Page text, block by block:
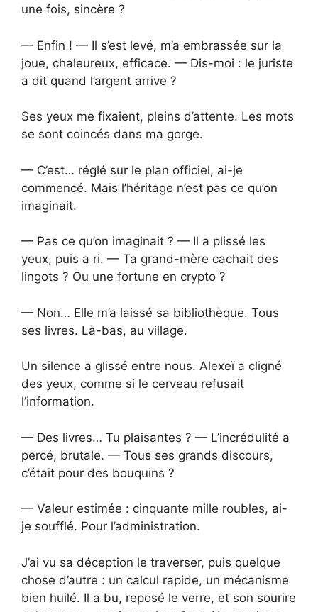
une fois, sincère ?
— Enfin ! — Il s’est levé, m’a embrassée sur la
joue, chaleureux, efficace. — Dis-moi : le juriste
a dit quand l’argent arrive ?
Ses yeux me fixaient, pleins d’attente. Les mots
se sont coincés dans ma gorge.
— C’est… réglé sur le plan officiel, ai-je
commencé. Mais l’héritage n’est pas ce qu’on
imaginait.
— Pas ce qu’on imaginait ? — Il a plissé les
yeux, puis a ri. — Ta grand-mère cachait des
lingots ? Ou une fortune en crypto ?
— Non… Elle m’a laissé sa bibliothèque. Tous
ses livres. Là-bas, au village.
Un silence a glissé entre nous. Alexeï a cligné
des yeux, comme si le cerveau refusait
l’information.
— Des livres… Tu plaisantes ? — L’incrédulité a
percé, brutale. — Tous ses grands discours,
c’était pour des bouquins ?
— Valeur estimée : cinquante mille roubles, ai-
je soufflé. Pour l’administration.
J’ai vu sa déception le traverser, puis quelque
chose d’autre : un calcul rapide, un mécanisme
bien huilé. Il a bu, reposé le verre, et son sourire